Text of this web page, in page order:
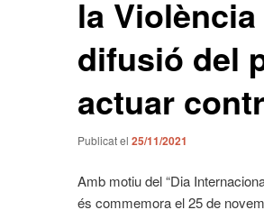
la
difusió del
actuar
Publicat el 25/11/2021
Amb motiu del “Dia
és commemora el 25 de